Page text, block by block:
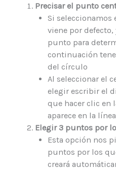
Precisar el punto
Si seleccionamos
viene por
punto para
continuación
del círculo
Al seleccionar el
elegir escribir el
que hacer clic en
aparece en la
Elegir 3 puntos por
Esta opción nos
puntos por los
creará